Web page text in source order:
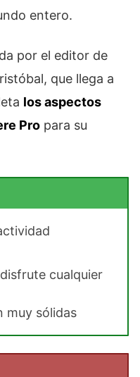
entero.
por el editor de
que llega a
los aspectos
Pro para su
cualquier
muy sólidas